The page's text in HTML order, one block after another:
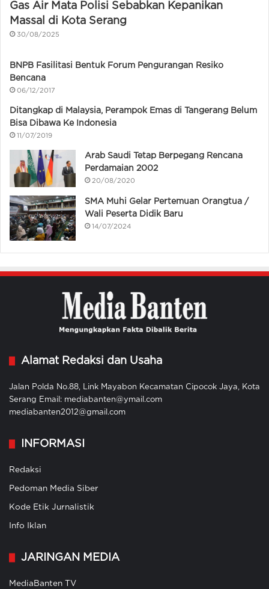
Gas Air Mata Polisi Sebabkan Kepanikan
Massal di Kota Serang
30/08/2025
BNPB Fasilitasi Bentuk Forum Pengurangan Resiko
Bencana
06/12/2017
Ditangkap di Malaysia, Perampok Emas di Tangerang Belum
Bisa Dibawa Ke Indonesia
11/07/2019
Arab Saudi Tetap Berpegang Rencana
Perdamaian 2002
20/08/2020
SMA Muhi Gelar Pertemuan Orangtua /
Wali Peserta Didik Baru
14/07/2024
Alamat Redaksi dan Usaha
Jalan Polda No.88, Link Mayabon Kecamatan Cipocok Jaya, Kota
Serang Email: mediabanten@ymail.com
mediabanten2012@gmail.com
INFORMASI
Redaksi
Pedoman Media Siber
Kode Etik Jurnalistik
Info Iklan
JARINGAN MEDIA
MediaBanten TV